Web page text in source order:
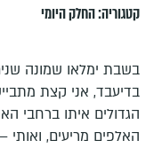
קטגוריה:החלק היומי
בשבת ימלאו שמונה
בדיעבד, אני קצת
הגדולים איתו ברחבי
האלפים מריעים,